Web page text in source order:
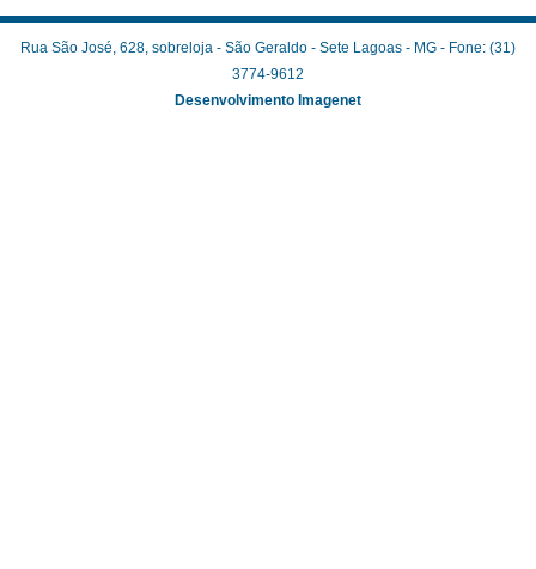
Rua São José, 628, sobreloja - São Geraldo - Sete Lagoas - MG - Fone: (31)
3774-9612
Desenvolvimento Imagenet